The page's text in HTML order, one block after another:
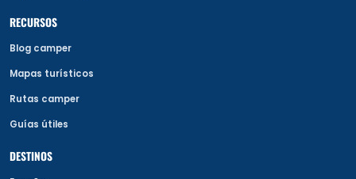
RECURSOS
Blog camper
Mapas turísticos
Rutas camper
Guías útiles
DESTINOS